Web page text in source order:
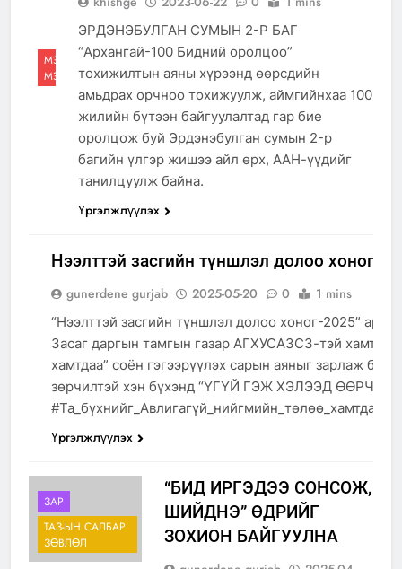
МЭДЭЭ,
МЭДЭЭЛЭЛ
ЭРДЭНЭБУЛГАН СУМЫН 2-Р БАГ
“Архангай-100 Бидний оролцоо”
тохижилтын аяны хүрээнд өөрсдийн
амьдрах орчноо тохижуулж, аймгийнхаа 100
жилийн бүтээн байгуулалтад гар бие
оролцож буй Эрдэнэбулган сумын 2-р
багийн үлгэр жишээ айл өрх, ААН-үүдийг
танилцуулж байна.
Үргэлжлүүлэх
ЗАСГИЙН
ТҮНШЛЭЛ
Нээлттэй засгийн түншлэл долоо хоног-
gunerdene gurjab 2025-05-20 0 1 mins
“Нээлттэй засгийн түншлэл долоо хоног-2025”
Засаг даргын тамгын газар АГХУСАЗСЗ-тэй
хамтдаа” соён гэгээрүүлэх сарын аяныг зарлаж
зөрчилтэй хэн бүхэнд “ҮГҮЙ ГЭЖ ХЭЛЭЭД
Үргэлжлүүлэх
ЗАР
ТАЗ-ЫН САЛБАР
ЗӨВЛӨЛ
“БИД ИРГЭДЭЭ СОНСОЖ,
ШИЙДНЭ” ӨДРИЙГ
ЗОХИОН БАЙГУУЛНА